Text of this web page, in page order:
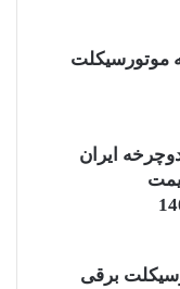
موتورسیکلت
ایران
قیمت
موتورسیکلت برقی